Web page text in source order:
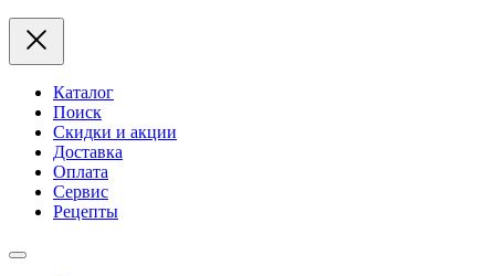
Каталог
Поиск
Скидки и акции
Доставка
Оплата
Сервис
Рецепты